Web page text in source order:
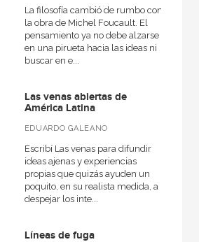
La filosofía cambió de rumbo con
la obra de Michel Foucault. El
pensamiento ya no debe alzarse
en una pirueta hacia las ideas ni
buscar en e...
Las venas abiertas de
América Latina
EDUARDO GALEANO
Escribí Las venas para difundir
ideas ajenas y experiencias
propias que quizás ayuden un
poquito, en su realista medida, a
despejar los inte...
Líneas de fuga